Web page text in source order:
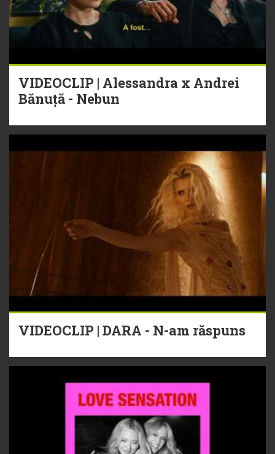
VIDEOCLIP | Alessandra x Andrei
Bănuță - Nebun
VIDEOCLIP | DARA - N-am răspuns